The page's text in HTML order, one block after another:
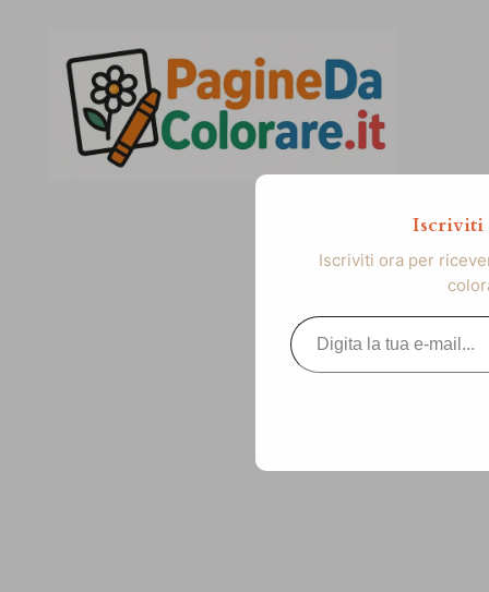
contenuto
Iscriviti
Iscriviti ora per
Digita la tua e-mail...